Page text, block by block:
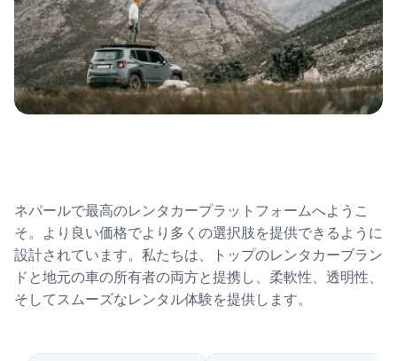
ネパールで最高のレンタカープラットフォームへようこ
そ。より良い価格でより多くの選択肢を提供できるように
設計されています。私たちは、トップのレンタカーブラン
ドと地元の車の所有者の両方と提携し、柔軟性、透明性、
そしてスムーズなレンタル体験を提供します。
ネパールで人気の都市